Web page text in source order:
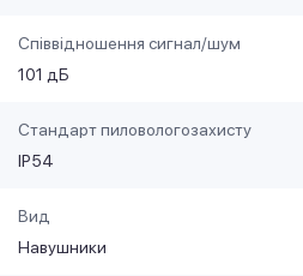
Співвідношення сигнал/шум
101 дБ
Стандарт пиловологозахисту
IP54
Вид
Навушники